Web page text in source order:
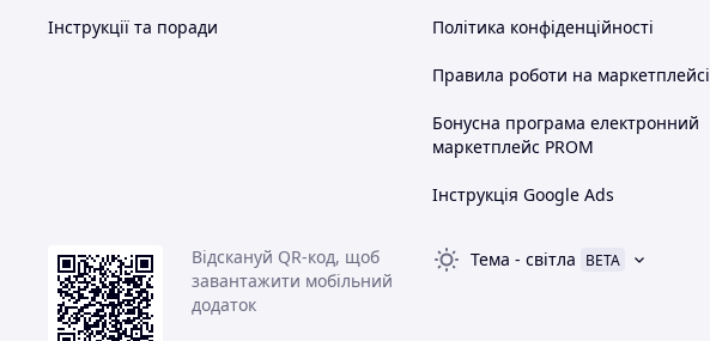
Інструкції та поради Політика конфіденційності
Правила роботи на маркетплейсі
Бонусна програма електронний
маркетплейс PROM
Інструкція Google Ads
Відскануй QR-код, щоб
завантажити мобільний
додаток
Тема - світла BETA